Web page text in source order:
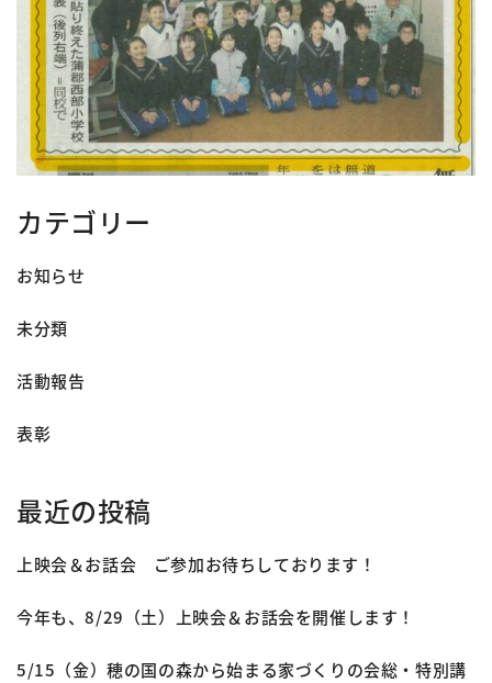
カテゴリー
お知らせ
未分類
活動報告
表彰
最近の投稿
上映会＆お話会 ご参加お待ちしております！
今年も、8/29（土）上映会＆お話会を開催します！
5/15（金）穂の国の森から始まる家づくりの会総・特別講